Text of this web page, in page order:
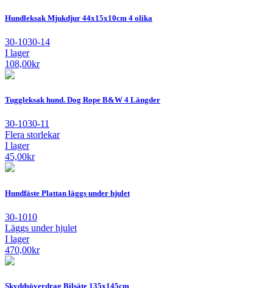
Hundleksak Mjukdjur 44x15x10cm 4 olika
30-1030-14
I lager
108,00kr
Tuggleksak hund. Dog Rope B&W 4 Längder
30-1030-11
Flera storlekar
I lager
45,00kr
Hundfäste Plattan läggs under hjulet
30-1010
Läggs under hjulet
I lager
470,00kr
Skyddsöverdrag Bilsäte 135x145cm